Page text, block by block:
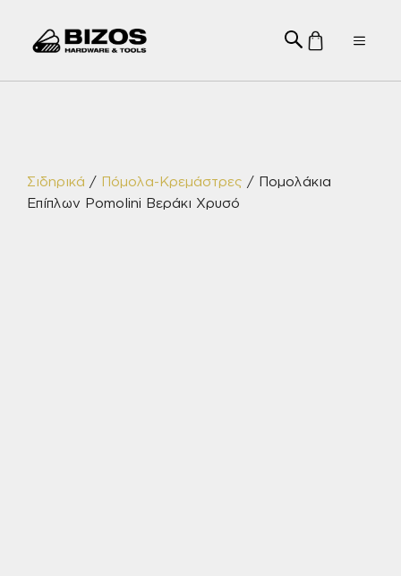
Menu
Σιδηρικά / Πόμολα-Κρεμάστρες / Πομολάκια
Επίπλων Pomolini Βεράκι Χρυσό